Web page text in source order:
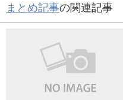
まとめ記事の関連記事